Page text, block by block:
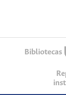
Bibliotecas